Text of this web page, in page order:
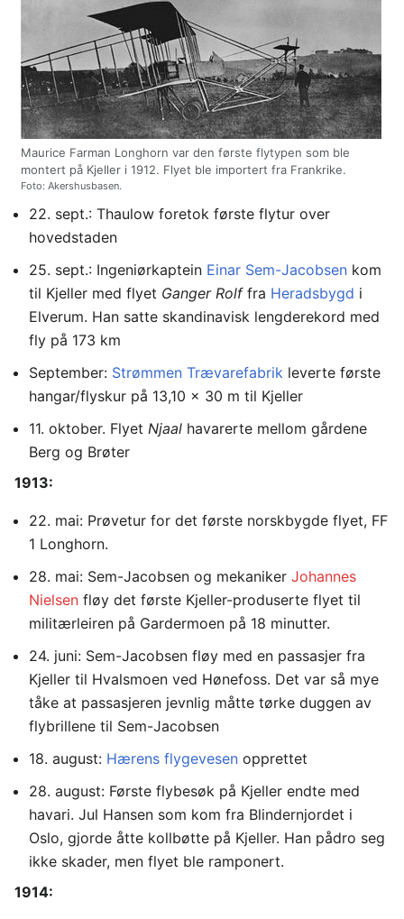
Maurice Farman Longhorn var den første flytypen som ble
montert på Kjeller i 1912. Flyet ble importert fra Frankrike.
Foto: Akershusbasen.
22. sept.: Thaulow foretok første flytur over
hovedstaden
25. sept.: Ingeniørkaptein Einar Sem-Jacobsen kom
til Kjeller med flyet Ganger Rolffra Heradsbygd i
Elverum. Han satte skandinavisk lengderekord med
fly på 173 km
September: Strømmen Trævarefabrik leverte første
hangar/flyskur på 13,10 x 30 m til Kjeller
11. oktober. Flyet Njaal havarerte mellom gårdene
Berg og Brøter
1913:
22. mai: Prøvetur for det første norskbygde flyet, FF
1 Longhorn.
28. mai: Sem-Jacobsen og mekaniker Johannes
Nielsen fløy det første Kjeller-produserte flyet til
militærleiren på Gardermoen på 18 minutter.
24. juni: Sem-Jacobsen fløy med en passasjer fra
Kjeller til Hvalsmoen ved Hønefoss. Det var så mye
tåke at passasjeren jevnlig måtte tørke duggen av
flybrillene til Sem-Jacobsen
18. august: Hærens flygevesen opprettet
28. august: Første flybesøk på Kjeller endte med
havari. Jul Hansen som kom fra Blindernjordet i
Oslo, gjorde åtte kollbøtte på Kjeller. Han pådro seg
ikke skader, men flyet ble ramponert.
1914: